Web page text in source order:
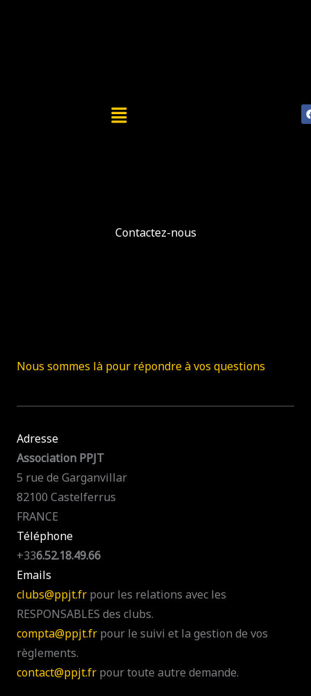
Menu
Contactez-nous
Nous sommes là pour répondre à vos questions
Adresse
Association PPJT
5 rue de Garganvillar
82100 Castelferrus
FRANCE
Téléphone
+336.52.18.49.66
Emails
clubs@ppjt.fr pour les relations avec les
RESPONSABLES des clubs.
compta@ppjt.fr pour le suivi et la gestion de vos
règlements.
contact@ppjt.fr pour toute autre demande.